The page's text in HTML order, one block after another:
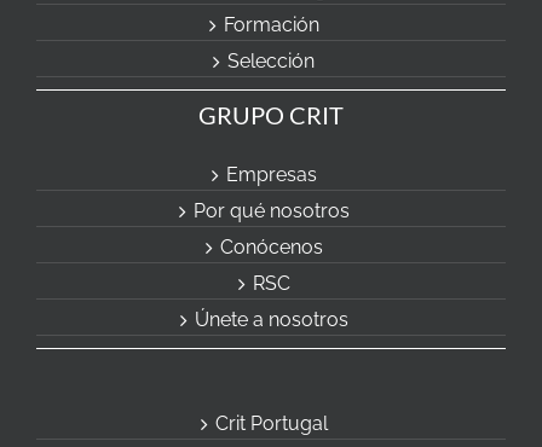
Formación
Selección
GRUPO CRIT
Empresas
Por qué nosotros
Conócenos
RSC
Únete a nosotros
Crit Portugal